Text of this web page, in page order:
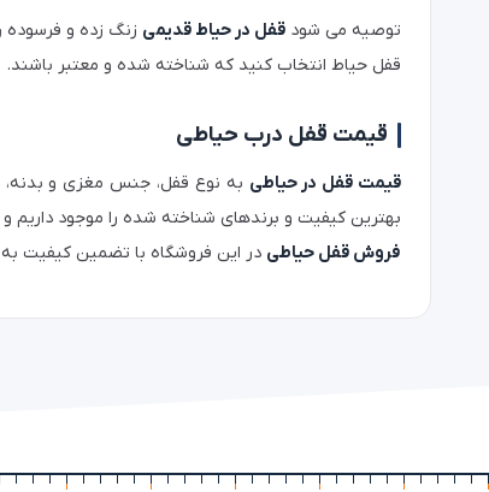
توصیه می شودقفل در حیاط قدیمی زنگ زده و فرسوده
قفل حیاط انتخاب کنید که شناخته شده و معتبر باشند.
قیمت قفل درب حیاطی
قیمت قفل در حیاطی به نوع قفل، جنس مغزی و بدنه،
بهترین کیفیت و برندهای شناخته شده را موجود
فروش قفل حیاطی در این فروشگاه با تضمین کیفیت